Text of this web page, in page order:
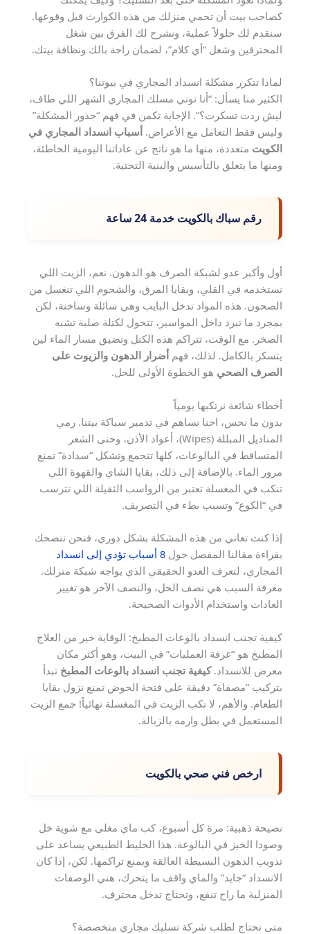
كصاحب بيت أن تحمي منزلك من هذه الكوارث قبل وقوعها.
سنقدم لك حلولاً عملية، ونشرح لك الفرق بين شغل
المحترفين وشغل “أي كلام”، لضمان راحة بالك ونظافة بيتك.
لماذا تتكرر مشكلة انسداد المجاري في بيوتنا؟
الكثير منا يسأل: “أنا توني مسلك المجاري الشهر اللي طاف،
ليش ردت تسكرت؟”. الإجابة تكمن في فهم “جذور المشكلة”
وليس فقط التعامل مع الأعراض. أسباب انسداد المجاري في
الكويت متعددة، منها ما هو ناتج عن عاداتنا اليومية الخاطئة،
ومنها ما يتعلق بالتأسيس والبنية التحتية.
رقم سباك بالكويت خدمة 24 ساعة
أول وأكبر عدو لشبكة الصرف هو الدهون. نعم، الزيت اللي
نستخدمه في القلي، وبقايا المرق، والشحوم اللي تنغسل من
الصحون. هذه المواد تدخل البايب وهي سائلة وساخنة، لكن
بمجرد ما تبرد داخل المواسير، تتحول لكتلة صلبة تشبه
الصخر. مع الوقت، تتراكم هذه الكتل وتضيق مسار الماء لين
يتسكر بالكامل. لذلك، فهم أضرار الدهون والزيوت على
الصرف الصحي هو الخطوة الأولى للحل.
أخطاء شائعة نرتكبها يومياً
بدون ما نحس، احنا نساهم في تدمير سباكة بيتنا. رمي
المناديل المبللة (Wipes)، أعواد الأذن، وحتى الشعر
المتساقط في البالوعات، كلها تتجمع وتشكل “سدادة” تمنع
مرور الماء. بالإضافة إلى ذلك، بقايا الشاي والقهوة اللي
تنكب في المغسلة تعتبر من الرواسب الثقيلة اللي تترسب
في “الكوع” وتسبب بطء في التصريف.
إذا كنت تعاني من هذه المشكلة بشكل دوري، فنحن ننصحك
بقراءة مقالنا المفصل حول 8 أسباب تؤدي إلى انسداد
المجاري، لتعرف العدو الحقيقي الذي يواجه شبكة منزلك.
معرفة السبب هي نصف الحل، والنصف الآخر هو تغيير
العادات واستخدام الأدوات الصحيحة.
كيفية تجنب انسداد بالوعات المطبخ: الوقاية خير من العلاج
المطبخ هو “غرفة العمليات” في البيت، وهو أكثر مكان
معرض للانسداد.كيفية تجنب انسداد بالوعات المطبخ تبدأ
بتركيب “مصفاة” دقيقة على فتحة الحوض تمنع نزول بقايا
الطعام. والأهم، لا تكب الزيت في المغسلة نهائياً! جمع الزيت
المستعمل في بطل وارمه بالزبالة.
ارخص فني صحي بالكويت
نصيحة ذهبية: مرة كل أسبوع، كب ماي مغلي مع شوية خل
وصودا الخبز في البالوعة. هذا الخليط الطبيعي يساعد على
تذويب الدهون البسيطة العالقة ويمنع تراكمها. لكن، إذا كان
الانسداد “جايد” والماي واقف ما يتحرك، هني الوصفات
المنزلية ما راح تنفع، وتحتاج تدخل محترف.
متى تحتاج لطلب شركة تسليك مجاري متخصصة؟